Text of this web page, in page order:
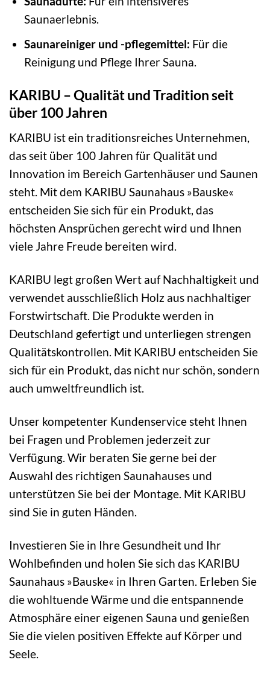
Saunaerlebnis.
Saunareiniger und -pflegemittel: Für die
Reinigung und Pflege Ihrer Sauna.
KARIBU – Qualität und Tradition seit
über 100 Jahren
KARIBU ist ein traditionsreiches Unternehmen,
das seit über 100 Jahren für Qualität und
Innovation im Bereich Gartenhäuser und Saunen
steht. Mit dem KARIBU Saunahaus »Bauske«
entscheiden Sie sich für ein Produkt, das
höchsten Ansprüchen gerecht wird und Ihnen
viele Jahre Freude bereiten wird.
KARIBU legt großen Wert auf Nachhaltigkeit und
verwendet ausschließlich Holz aus nachhaltiger
Forstwirtschaft. Die Produkte werden in
Deutschland gefertigt und unterliegen strengen
Qualitätskontrollen. Mit KARIBU entscheiden Sie
sich für ein Produkt, das nicht nur schön, sondern
auch umweltfreundlich ist.
Unser kompetenter Kundenservice steht Ihnen
bei Fragen und Problemen jederzeit zur
Verfügung. Wir beraten Sie gerne bei der
Auswahl des richtigen Saunahauses und
unterstützen Sie bei der Montage. Mit KARIBU
sind Sie in guten Händen.
Investieren Sie in Ihre Gesundheit und Ihr
Wohlbefinden und holen Sie sich das KARIBU
Saunahaus »Bauske« in Ihren Garten. Erleben Sie
die wohltuende Wärme und die entspannende
Atmosphäre einer eigenen Sauna und genießen
Sie die vielen positiven Effekte auf Körper und
Seele.